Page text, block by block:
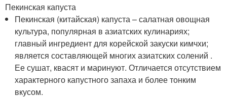
Пекинская капуста
Пекинская (китайская) капуста – салатная овощная
культура, популярная в азиатских кулинариях;
главный ингредиент для корейской закуски кимчхи;
является составляющей многих азиатских солений .
Ее сушат, квасят и маринуют. Отличается отсутствием
характерного капустного запаха и более тонким
вкусом.